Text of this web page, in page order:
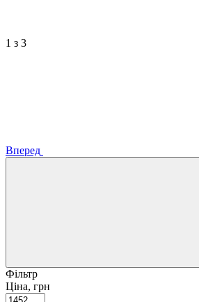
1 з 3
Вперед
Фільтр
Ціна, грн